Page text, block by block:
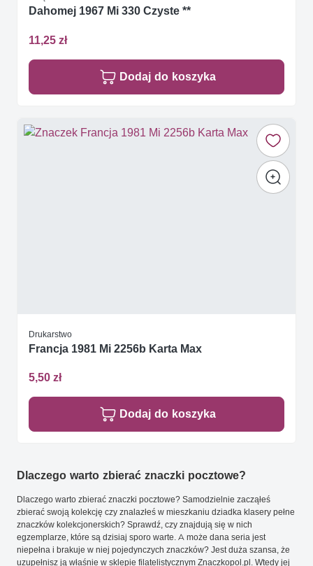
Dahomej 1967 Mi 330 Czyste **
11,25 zł
Dodaj do koszyka
Drukarstwo
Francja 1981 Mi 2256b Karta Max
5,50 zł
Dodaj do koszyka
Dlaczego warto zbierać znaczki pocztowe?
Dlaczego warto zbierać znaczki pocztowe? Samodzielnie zacząłeś
zbierać swoją kolekcję czy znalazłeś w mieszkaniu dziadka klasery pełne
znaczków kolekcjonerskich? Sprawdź, czy znajdują się w nich
egzemplarze, które są dzisiaj sporo warte. A może dana seria jest
niepełna i brakuje w niej pojedynczych znaczków? Jest duża szansa, że
uzupełnisz ją właśnie w sklepie filatelistycznym Znaczkopol.pl. Wtedy jej